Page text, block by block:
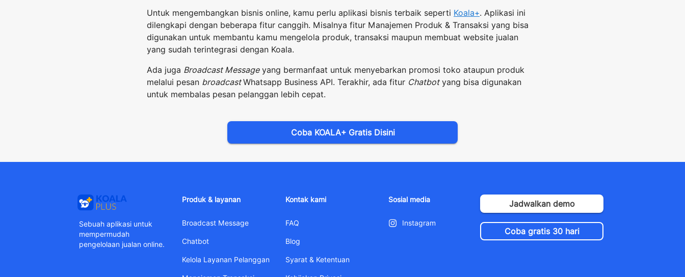
Untuk mengembangkan bisnis online, kamu perlu aplikasi bisnis terbaik seperti Koala+. Aplikasi ini
dilengkapi dengan beberapa fitur canggih. Misalnya fitur Manajemen Produk & Transaksi yang bisa
digunakan untuk membantu kamu mengelola produk, transaksi maupun membuat website jualan
yang sudah terintegrasi dengan Koala.
Ada juga Broadcast Messageyang bermanfaat untuk menyebarkan promosi toko ataupun produk
melalui pesan broadcastWhatsapp Business API. Terakhir, ada fitur Chatbotyang bisa digunakan
untuk membalas pesan pelanggan lebih cepat.
Coba KOALA+ Gratis Disini
Sebuah aplikasi untuk
mempermudah
pengelolaan jualan online.
Produk & layanan
Broadcast Message
Chatbot
Kelola Layanan Pelanggan
Kontak kami
FAQ
Blog
Syarat & Ketentuan
Sosial media
Instagram
Jadwalkan demo
Coba gratis 30 hari